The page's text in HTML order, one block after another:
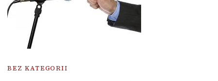
BEZ KATEGORII